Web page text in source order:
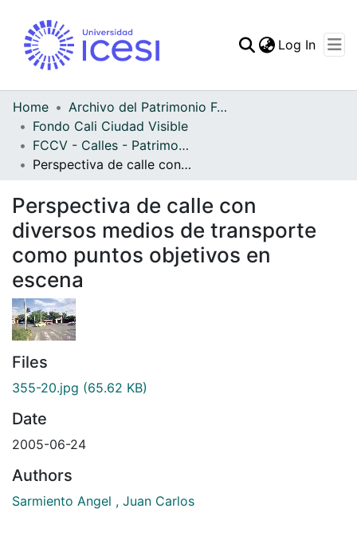
Log In
Home
Archivo del Patrimonio Fotográfico y Fílmico del Valle del Cauca
Fondo Cali Ciudad Visible
FCCV - Calles - Patrimonial
Perspectiva de calle con diversos medios de transporte como puntos objetivos en escena
Perspectiva de calle con
diversos medios de transporte
como puntos objetivos en
escena
Files
355-20.jpg (65.62 KB)
Date
2005-06-24
Authors
Sarmiento Angel , Juan Carlos